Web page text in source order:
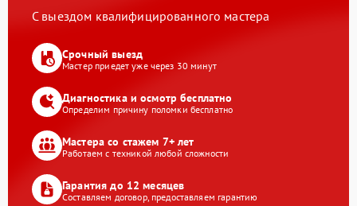
С выездом квалифицированного мастера
Срочный выезд
Мастер приедет уже через 30 минут
Диагностика и осмотр бесплатно
Определим причину поломки бесплатно
Мастера со стажем 7+ лет
Работаем с техникой любой сложности
Гарантия до 12 месяцев
Составляем договор, предоставляем гарантию